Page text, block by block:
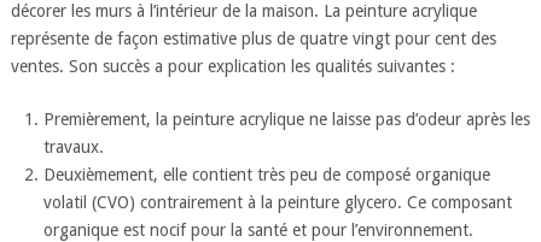
décorer les murs à l’intérieur de la maison. La peinture acrylique
représente de façon estimative plus de quatre vingt pour cent des
ventes. Son succès a pour explication les qualités suivantes :
Premièrement, la peinture acrylique ne laisse pas d’odeur après les
travaux.
Deuxièmement, elle contient très peu de composé organique
volatil (CVO) contrairement à la peinture glycero. Ce composant
organique est nocif pour la santé et pour l’environnement.